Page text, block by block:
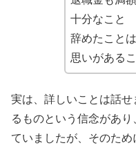
十分なこと
辞めたこと
思いがある
実は、詳しいことは話
るものという信念があ
ていましたが、そのた